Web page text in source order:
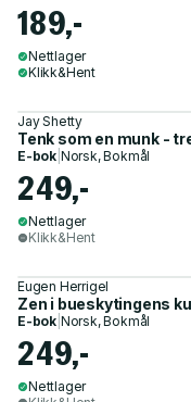
189,-
Nettlager
Klikk&Hent
Jay Shetty
Tenk som en munk -
E-bok Norsk, Bokmål
249,-
Nettlager
Klikk&Hent
Eugen Herrigel
Zen i bueskytingens
E-bok Norsk, Bokmål
249,-
Nettlager